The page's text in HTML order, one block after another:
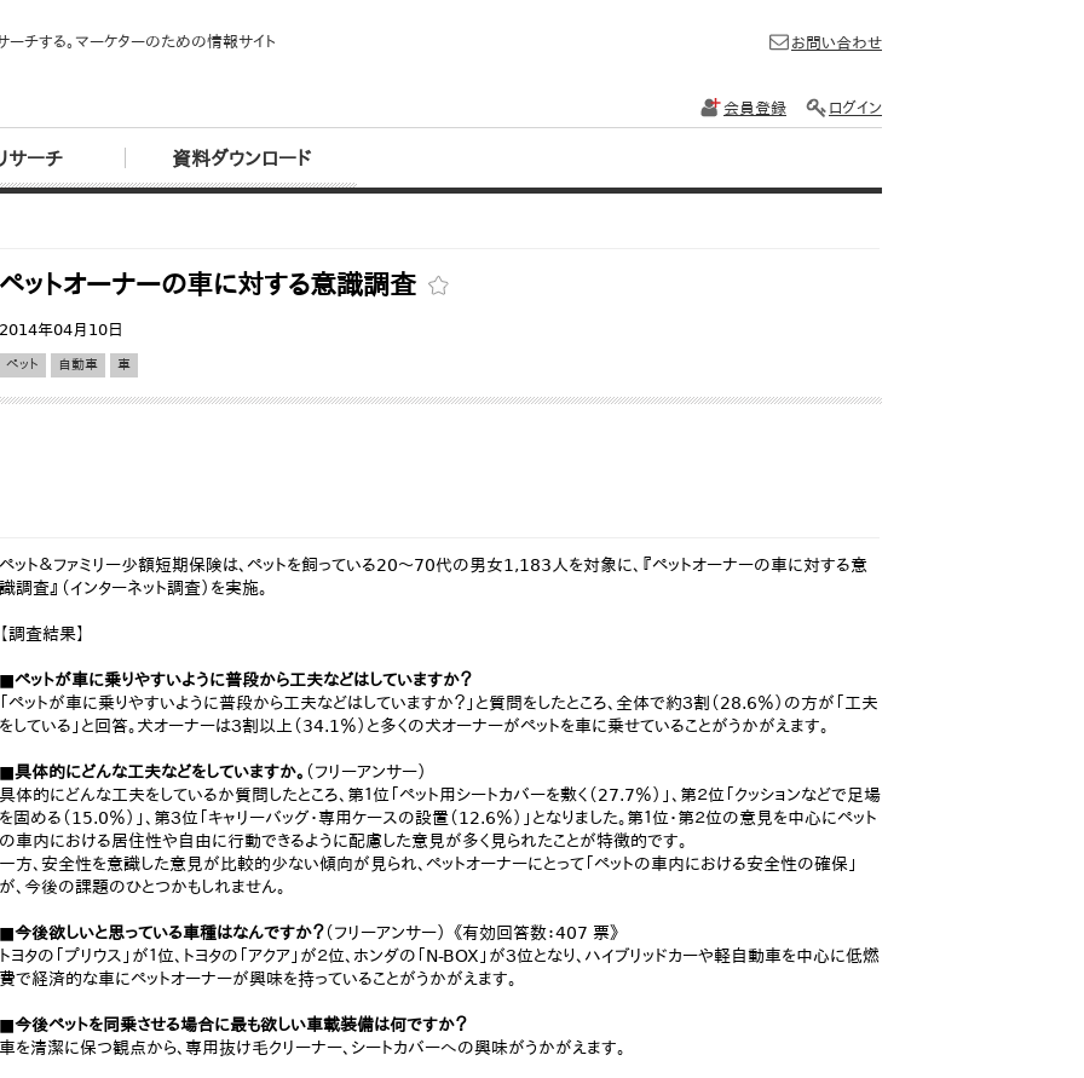
ーチする。マーケターのための情報サイト
サーチ 資料ダウンロード
お問い合わせ
会員登録 ログイン
ペットオーナーの車に対する意識調査
2014年04月10日
ペット 自動車 車
ペット＆ファミリー少額短期保険は、ペットを飼っている20～70代の男女1,183人を対象に、『ペットオーナーの車に対する意
識調査』（インターネット調査）を実施。
【調査結果】
■ペットが車に乗りやすいように普段から工夫などはしていますか？
「ペットが車に乗りやすいように普段から工夫などはしていますか？」と質問をしたところ、全体で約３割（28.6％）の方が「工夫
をしている」と回答。犬オーナーは３割以上（34.1％）と多くの犬オーナーがペットを車に乗せていることがうかがえます。
■具体的にどんな工夫などをしていますか。 （フリーアンサー）
具体的にどんな工夫をしているか質問したところ、第１位「ペット用シートカバーを敷く（27.7％）」、第２位「クッションなどで足場
を固める（15.0％）」、第３位「キャリーバッグ・専用ケースの設置（12.6％）」となりました。第１位・第２位の意見を中心にペット
の車内における居住性や自由に行動できるように配慮した意見が多く見られたことが特徴的です。
一方、安全性を意識した意見が比較的少ない傾向が見られ、ペットオーナーにとって「ペットの車内における安全性の確保」
が、今後の課題のひとつかもしれません。
■今後欲しいと思っている車種はなんですか？（フリーアンサー） 《有効回答数：407 票》
トヨタの「プリウス」が１位、トヨタの「アクア」が２位、ホンダの「N-BOX」が３位となり、ハイブリッドカーや軽自動車を中心に低燃
費で経済的な車にペットオーナーが興味を持っていることがうかがえます。
■今後ペットを同乗させる場合に最も欲しい車載装備は何ですか？
車を清潔に保つ観点から、専用抜け毛クリーナー、シートカバーへの興味がうかがえます。